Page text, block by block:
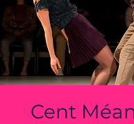
Cent